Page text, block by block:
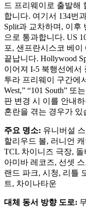
드 프리웨이로 출발해
합니다. 여기서 134번
Split과 교차하며, 이후
으로 통과합니다. US
포, 샌프란시스코 베
끝납니다. Hollywood
이어져 I-5 북행선에서
투라 프리웨이 구간에
West,” “101 South” 또
판 변경 시 이를 안내
혼란을 겪는 경우가 있
주요 명소: 유니버설
할리우드 볼, 러니언
TCL 차이니즈 극장,
아미바 레코즈, 선셋
랜드 파크, 시청, 리틀
트, 차이나타운
대체 동서 방향 도로: